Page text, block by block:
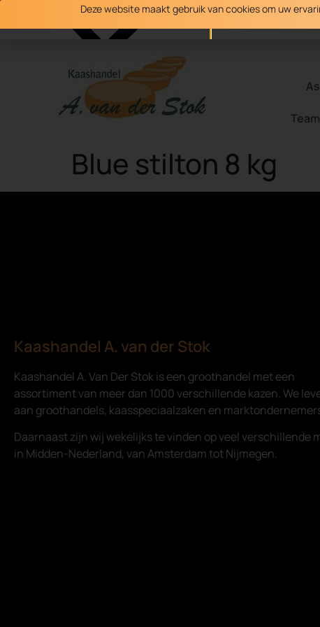
Copenweg 47, Lopik info@kaashandelvanderstok.nl
Team
Blue stilton 8 kg
Kaashandel A. van der Stok
Kaashandel A. Van Der Stok is een groothandel met een
assortiment van meer dan 1000 verschillende kazen. We
aan groothandels, kaasspeciaalzaken en
Daarnaast zijn wij wekelijks te vinden op veel verschillende
in Midden-Nederland, van Amsterdam tot Nijmegen.
Deze website maakt gebruik van cookies om uw